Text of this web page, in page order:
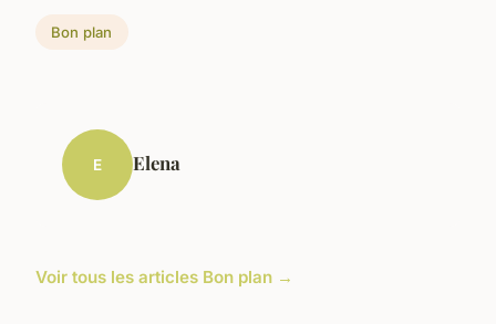
Bon plan
E Elena
Voir tous les articles Bon plan →